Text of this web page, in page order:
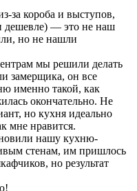
за короба и выступов,
дешевле) — это не наш
но не нашли
мы решили делать
замерщика, он все
именно такой, как
окончательно. Не
но кухня идеально
мне нравится.
нашу кухню-
стенам, им пришлось
но результат